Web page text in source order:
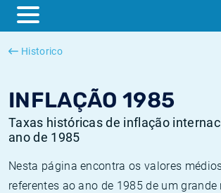
Historico
INFLAÇÃO 1985
Taxas históricas de inflação
ano de 1985
Nesta página encontra os valores
referentes ao ano de 1985 de um grande
ESTER
SONIA
Inflação Estados Unidos
Inflação Europa
Taxas SONIA históricas
Taxas TONAR históricas